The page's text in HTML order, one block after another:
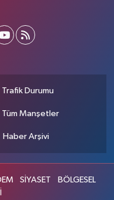
Trafik Durumu
Tüm Manşetler
Haber Arşivi
SİYASET
BÖLGESEL